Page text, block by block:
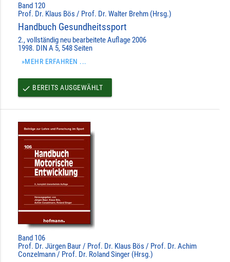
Band 120
Prof. Dr. Klaus Bös / Prof. Dr. Walter Brehm (Hrsg.)
Handbuch Gesundheitssport
2., vollständig neu bearbeitete Auflage 2006
1998. DIN A 5, 548 Seiten
»MEHR ERFAHREN ...
done BEREITS AUSGEWÄHLT
Band 106
Prof. Dr. Jürgen Baur / Prof. Dr. Klaus Bös / Prof. Dr. Achim
Conzelmann / Prof. Dr. Roland Singer (Hrsg.)